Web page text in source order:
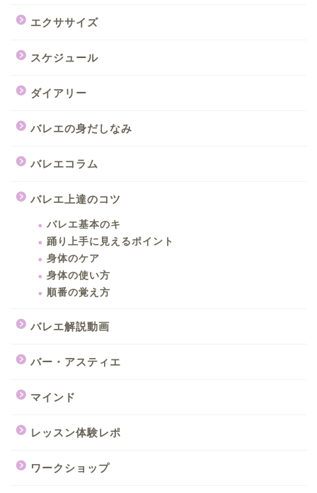
エクササイズ
スケジュール
ダイアリー
バレエの身だしなみ
バレエコラム
バレエ上達のコツ
バレエ基本のキ
踊り上手に見えるポイント
身体のケア
身体の使い方
順番の覚え方
バレエ解説動画
バー・アスティエ
マインド
レッスン体験レポ
ワークショップ